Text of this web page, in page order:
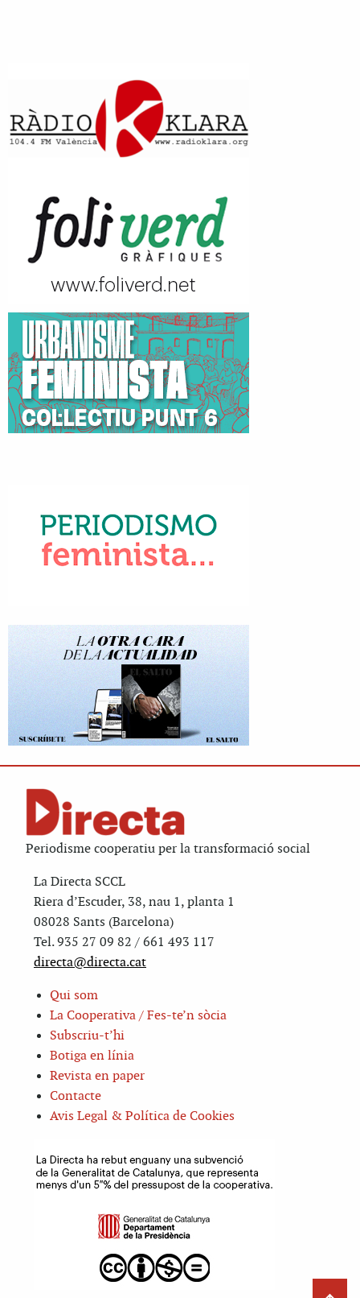
Periodisme cooperatiu per la transformació social
La Directa SCCL
Riera d’Escuder, 38, nau 1, planta 1
08028 Sants (Barcelona)
Tel. 935 27 09 82 / 661 493 117
directa@directa.cat
Qui som
La Cooperativa / Fes-te’n sòcia
Subscriu-t’hi
Botiga en línia
Revista en paper
Contacte
Avis Legal & Política de Cookies